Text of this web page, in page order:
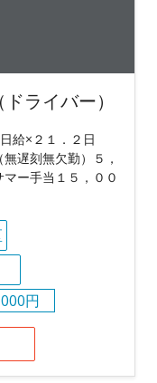
ライバー）
給×２１．２日
遅刻無欠勤）５，
ー手当１５，００
円